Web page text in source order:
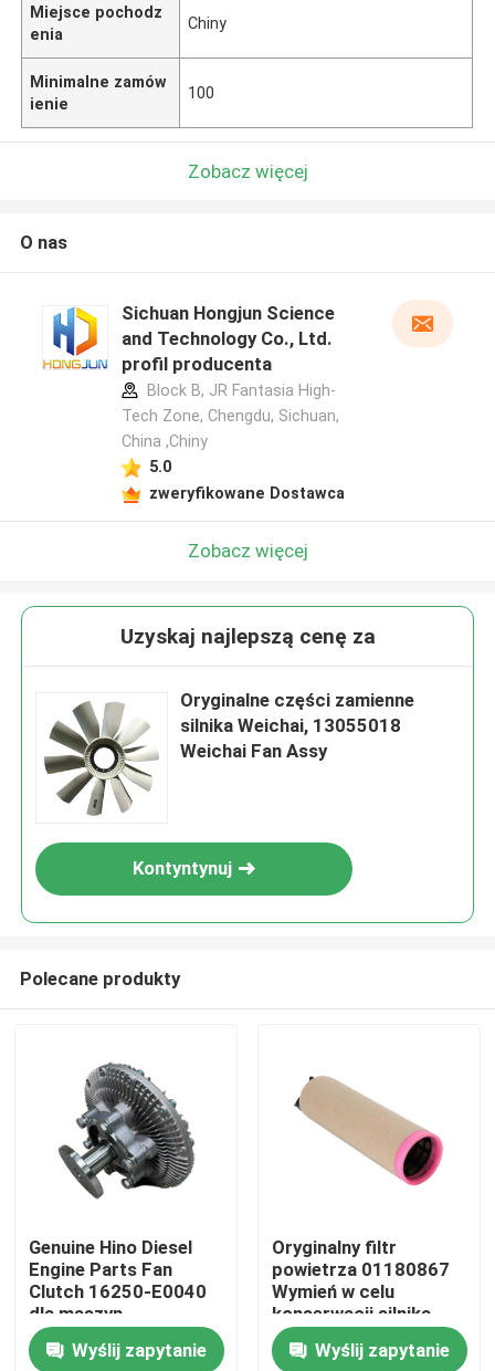
Dom
Miejsce pochodz
enia
Chiny
Minimalne zamów
ienie
100
Zobacz więcej
O nas
Sichuan Hongjun Science
and Technology Co., Ltd.
profil producenta
Block B, JR Fantasia High-
Tech Zone, Chengdu, Sichuan,
China ,Chiny
5.0
zweryfikowane Dostawca
Zobacz więcej
Uzyskaj najlepszą cenę za
Oryginalne części zamienne
silnika Weichai, 13055018
Weichai Fan Assy
Kontyntynuj
Polecane produkty
Genuine Hino Diesel
Engine Parts Fan
Clutch 16250-E0040
dla maszyn
budowlanych
Wyślij zapytanie
Oryginalny filtr
powietrza 01180867
Wymień w celu
konserwacji silnika
wysokoprężnego
DeutzWyślij zapytanie